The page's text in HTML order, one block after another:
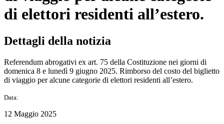
di elettori residenti all’estero.
Dettagli della notizia
Referendum abrogativi ex art. 75 della Costituzione nei giorni di
domenica 8 e lunedì 9 giugno 2025. Rimborso del costo del biglietto
di viaggio per alcune categorie di elettori residenti all’estero.
Data:
12 Maggio 2025